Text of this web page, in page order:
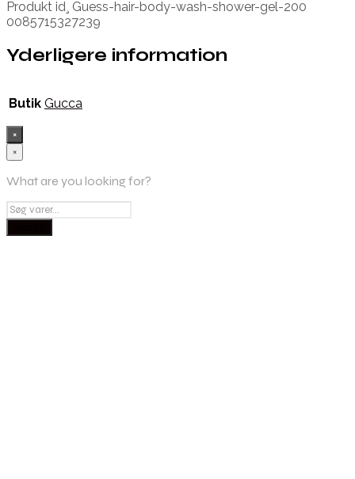
Produkt id¸ Guess-hair-body-wash-shower-gel-200
0085715327239
Yderligere information
Butik Gucca
×
×
What are you looking for?